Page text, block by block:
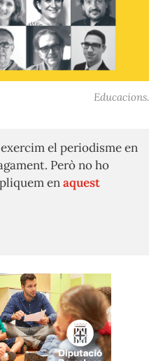
Educacions.
el periodisme en
Però no ho
enaquest